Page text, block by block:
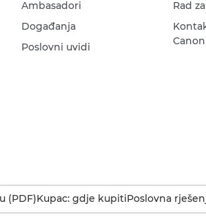
Ambasadori
Događanja
Poslovni uvidi
Rad
Canon
(PDF)Kupac: gdje kupitiPoslovna